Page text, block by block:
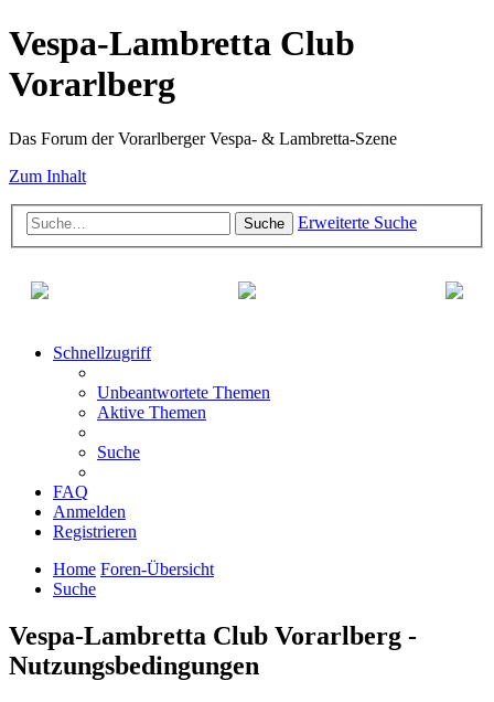
Vespa-Lambretta Club
Vorarlberg
Das Forum der Vorarlberger Vespa- & Lambretta-Szene
Zum Inhalt
Suche Erweiterte Suche
Schnellzugriff
Unbeantwortete Themen
Aktive Themen
Suche
FAQ
Anmelden
Registrieren
Home Foren-Übersicht
Suche
Vespa-Lambretta Club Vorarlberg -
Nutzungsbedingungen